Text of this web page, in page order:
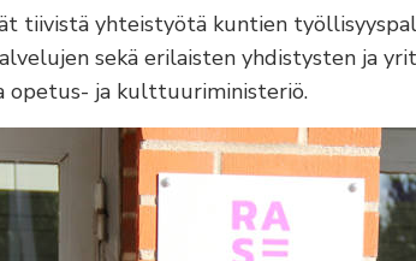
tiivistä yhteistyötä kuntien
sekä erilaisten yhdistysten ja
opetus- ja kulttuuriministeriö.